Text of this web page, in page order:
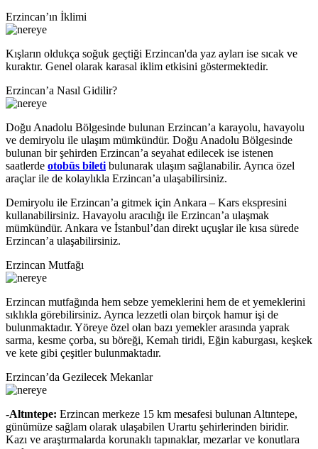
Erzincan’ın İklimi
Kışların oldukça soğuk geçtiği Erzincan'da yaz ayları ise sıcak ve
kuraktır. Genel olarak karasal iklim etkisini göstermektedir.
Erzincan’a Nasıl Gidilir?
Doğu Anadolu Bölgesinde bulunan Erzincan’a karayolu, havayolu
ve demiryolu ile ulaşım mümkündür. Doğu Anadolu Bölgesinde
bulunan bir şehirden Erzincan’a seyahat edilecek ise istenen
saatlerde otobüs bileti bulunarak ulaşım sağlanabilir. Ayrıca özel
araçlar ile de kolaylıkla Erzincan’a ulaşabilirsiniz.
Demiryolu ile Erzincan’a gitmek için Ankara – Kars ekspresini
kullanabilirsiniz. Havayolu aracılığı ile Erzincan’a ulaşmak
mümkündür. Ankara ve İstanbul’dan direkt uçuşlar ile kısa sürede
Erzincan’a ulaşabilirsiniz.
Erzincan Mutfağı
Erzincan mutfağında hem sebze yemeklerini hem de et yemeklerini
sıklıkla görebilirsiniz. Ayrıca lezzetli olan birçok hamur işi de
bulunmaktadır. Yöreye özel olan bazı yemekler arasında yaprak
sarma, kesme çorba, su böreği, Kemah tiridi, Eğin kaburgası, keşkek
ve kete gibi çeşitler bulunmaktadır.
Erzincan’da Gezilecek Mekanlar
-Altıntepe: Erzincan merkeze 15 km mesafesi bulunan Altıntepe,
günümüze sağlam olarak ulaşabilen Urartu şehirlerinden biridir.
Kazı ve araştırmalarda korunaklı tapınaklar, mezarlar ve konutlara